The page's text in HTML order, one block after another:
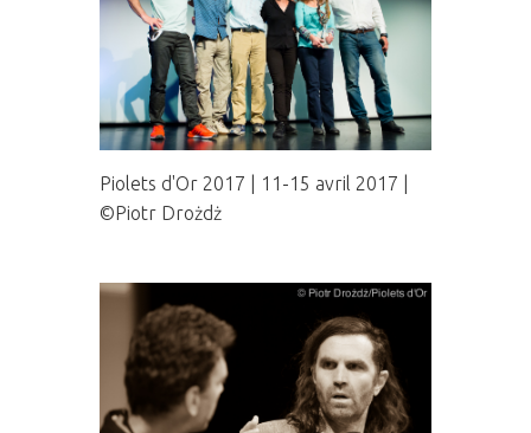
Piolets d'Or 2017 | 11-15 avril 2017 |
©Piotr Drożdż